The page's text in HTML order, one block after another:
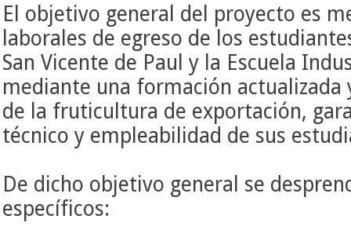
El objetivo general del proyecto es
laborales de egreso de los
San Vicente de Paul y la Escuela
mediante una formación actualizada
de la fruticultura de exportación,
técnico y empleabilidad de sus
De dicho objetivo general se
específicos: